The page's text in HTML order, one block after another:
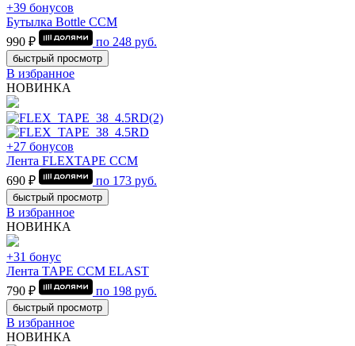
+39 бонусов
Бутылка Bottle CCM
990 ₽
по 248 руб.
быстрый просмотр
В избранное
НОВИНКА
+27 бонусов
Лента FLEXTAPE CCM
690 ₽
по 173 руб.
быстрый просмотр
В избранное
НОВИНКА
+31 бонус
Лента TAPE CCM ELAST
790 ₽
по 198 руб.
быстрый просмотр
В избранное
НОВИНКА